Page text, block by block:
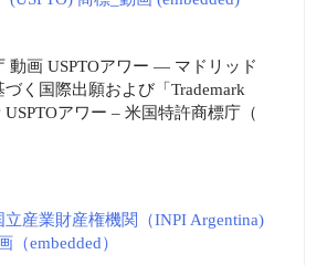
動画 USPTOアワー ― マドリッド
く国際出願および「Trademark
USPTOアワー – 米国特許商標庁（
産業財産権機関（INPI Argentina)
embedded）